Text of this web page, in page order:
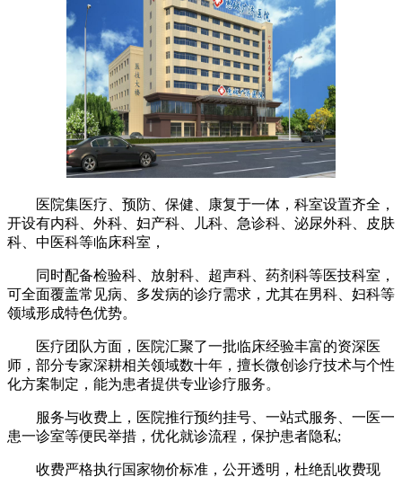
医院集医疗、预防、保健、康复于一体，科室设置齐全，
开设有内科、外科、妇产科、儿科、急诊科、泌尿外科、皮肤
科、中医科等临床科室，
同时配备检验科、放射科、超声科、药剂科等医技科室，
可全面覆盖常见病、多发病的诊疗需求，尤其在男科、妇科等
领域形成特色优势。
医疗团队方面，医院汇聚了一批临床经验丰富的资深医
师，部分专家深耕相关领域数十年，擅长微创诊疗技术与个性
化方案制定，能为患者提供专业诊疗服务。
服务与收费上，医院推行预约挂号、一站式服务、一医一
患一诊室等便民举措，优化就诊流程，保护患者隐私;
收费严格执行国家物价标准，公开透明，杜绝乱收费现